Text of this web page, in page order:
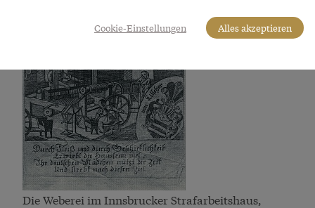
Die Weberei im Innsbrucker Strafarbeitshaus,
Cookie-Einstellungen Alles akzeptieren